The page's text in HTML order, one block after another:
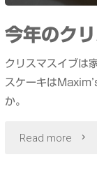
ー
ヴ
を
今年のク
クリスマスイブは
スケーキは
か。
Read more "今